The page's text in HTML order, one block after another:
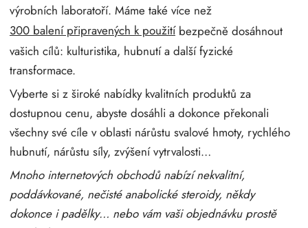
výrobních laboratoří. Máme také více než
300 balení připravených k použitíbezpečně dosáhnout
vašich cílů: kulturistika, hubnutí a další fyzické
transformace.
Vyberte si z široké nabídky kvalitních produktů za
dostupnou cenu, abyste dosáhli a dokonce překonali
všechny své cíle v oblasti nárůstu svalové hmoty, rychlého
hubnutí, nárůstu síly, zvýšení vytrvalosti…
Mnoho internetových obchodů nabízí nekvalitní,
poddávkované, nečisté anabolické steroidy, někdy
dokonce i padělky… nebo vám vaši objednávku prostě